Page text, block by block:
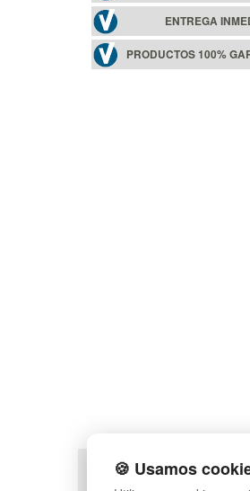
ENTREGA
PRODUCTOS 100%
POLÍTICA DE PRIVACIDAD
🍪 Usamos